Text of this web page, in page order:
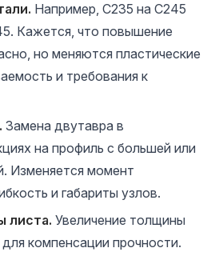
Например, С235 на С245
Кажется, что повышение
но меняются пластические
и требования к
Замена двутавра в
на профиль с большей или
Изменяется момент
и габариты узлов.
листа. Увеличение толщины
компенсации прочности.